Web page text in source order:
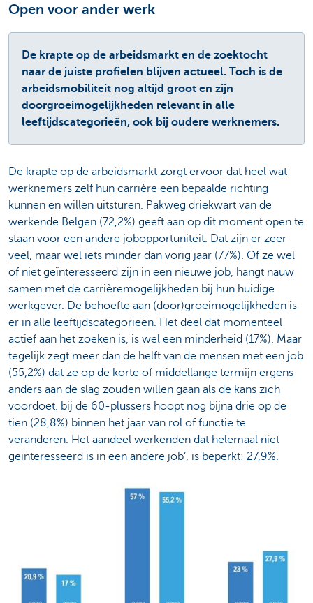
Open voor ander werk
De krapte op de arbeidsmarkt en de zoektocht
naar de juiste profielen blijven actueel. Toch is de
arbeidsmobiliteit nog altijd groot en zijn
doorgroeimogelijkheden relevant in alle
leeftijdscategorieën, ook bij oudere werknemers.
De krapte op de arbeidsmarkt zorgt ervoor dat heel wat
werknemers zelf hun carrière een bepaalde richting
kunnen en willen uitsturen. Pakweg driekwart van de
werkende Belgen (72,2%) geeft aan op dit moment open te
staan voor een andere jobopportuniteit. Dat zijn er zeer
veel, maar wel iets minder dan vorig jaar (77%). Of ze wel
of niet geïnteresseerd zijn in een nieuwe job, hangt nauw
samen met de carrièremogelijkheden bij hun huidige
werkgever. De behoefte aan (door)groeimogelijkheden is
er in alle leeftijdscategorieën. Het deel dat momenteel
actief aan het zoeken is, is wel een minderheid (17%). Maar
tegelijk zegt meer dan de helft van de mensen met een job
(55,2%) dat ze op de korte of middellange termijn ergens
anders aan de slag zouden willen gaan als de kans zich
voordoet. bij de 60-plussers hoopt nog bijna drie op de
tien (28,8%) binnen het jaar van rol of functie te
veranderen. Het aandeel werkenden dat helemaal niet
geïnteresseerd is in een andere job’, is beperkt: 27,9%.